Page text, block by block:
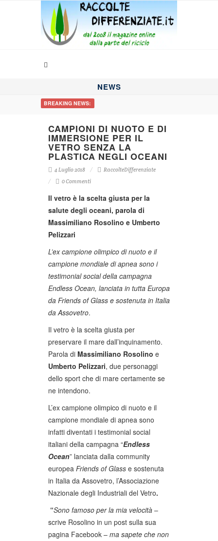
NEWS
BREAKING NEWS:
CAMPIONI DI NUOTO E DI
IMMERSIONE PER IL
VETRO SENZA LA
PLASTICA NEGLI OCEANI
4 Luglio 2018
RaccolteDifferenziate
0 Commenti
Il vetro è la scelta giusta per la
salute degli oceani, parola di
Massimiliano Rosolino e Umberto
Pelizzari
L’ex campione olimpico di nuoto e il
campione mondiale di apnea sono i
testimonial social della campagna
Endless Ocean, lanciata in tutta Europa
da Friends of Glass e sostenuta in Italia
da Assovetro.
Il vetro è la scelta giusta per
preservare il mare dall’inquinamento.
Parola di Massimiliano Rosolino e
Umberto Pelizzari, due personaggi
dello sport che di mare certamente se
ne intendono.
L’ex campione olimpico di nuoto e il
campione mondiale di apnea sono
infatti diventati i testimonial social
italiani della campagna “Endless
Ocean” lanciata dalla community
europea Friends of Glass e sostenuta
in Italia da Assovetro, l’Associazione
Nazionale degli Industriali del Vetro.
“Sono famoso per la mia velocità –
scrive Rosolino in un post sulla sua
pagina Facebook – ma sapete che non